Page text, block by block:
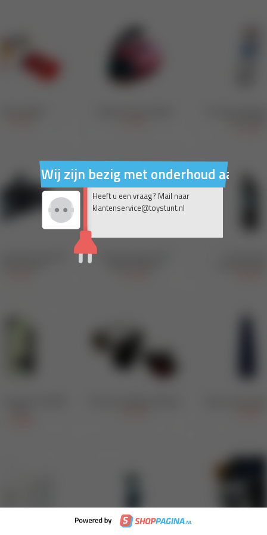
Wij zijn bezig met onderhoud aan
Heeft u een vraag? Mail naar
klantenservice@toystunt.nl